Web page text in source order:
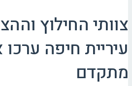
צוותי החילוץ
עיריית חיפה ערכו
מתקדם